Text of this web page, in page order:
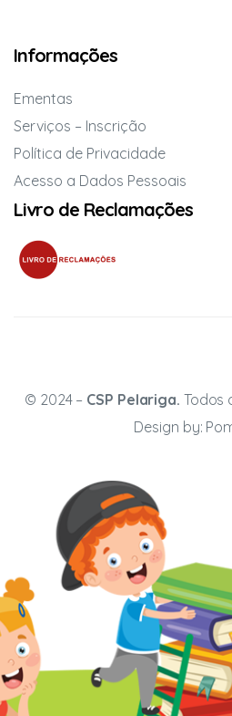
Informações
Ementas
Serviços – Inscrição
Política de Privacidade
Acesso a Dados Pessoais
Livro de Reclamações
© 2024 – CSP Pelariga. Todos
Design by: